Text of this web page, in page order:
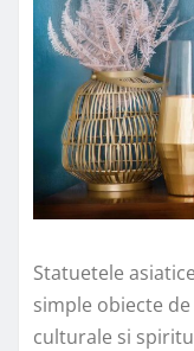
Statuetele
simple obiecte
culturale si